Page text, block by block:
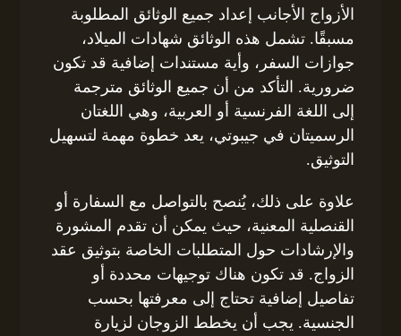
الأزواج الأجانب إعداد جميع الوثائق المطلوبة
مسبقًا. تشمل هذه الوثائق شهادات الميلاد،
جوازات السفر، وأية مستندات إضافية قد تكون
ضرورية. التأكد من أن جميع الوثائق مترجمة
إلى اللغة الفرنسية أو العربية، وهي اللغتان
الرسميتان في جيبوتي، يعد خطوة مهمة لتسهيل
التوثيق.
علاوة على ذلك، يُنصح بالتواصل مع السفارة أو
القنصلية المعنية، حيث يمكن أن تقدم المشورة
والإرشادات حول المتطلبات الخاصة بتوثيق عقد
الزواج. قد تكون هناك توجيهات محددة أو
تفاصيل إضافية تحتاج إلى معرفتها بحسب
الجنسية. يجب أن يخطط الزوجان لزيارة